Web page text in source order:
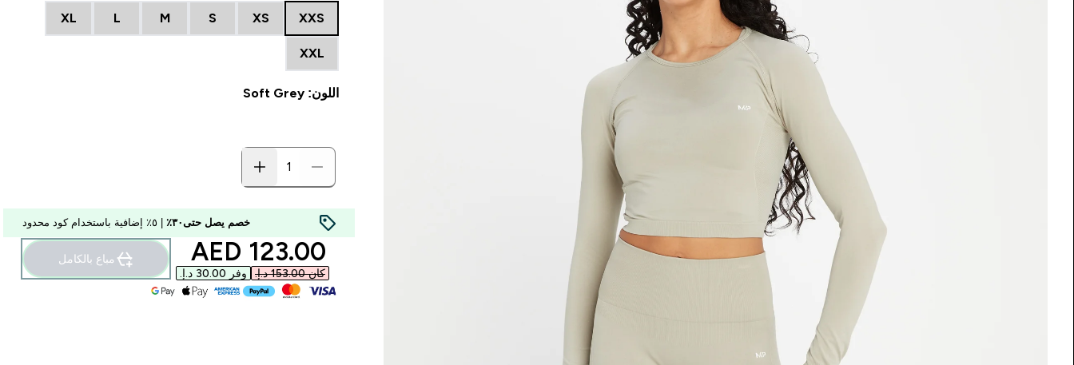
XXS
XS
S
M
L
XL
XXL
اللون: Soft Grey
خصم يصل حتى٣٠٪
discounted price
123.00 AED‎
كان ‏153.00 د.إ.‏‎ وفر ‏30.00 د.إ.‏‎
مباع بالكامل